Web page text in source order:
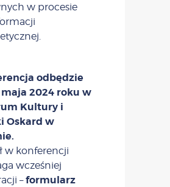
w procesie
odbędzie
maja 2024 roku w
Kultury i
Oskard w
w konferencji
wcześniej
–formularz